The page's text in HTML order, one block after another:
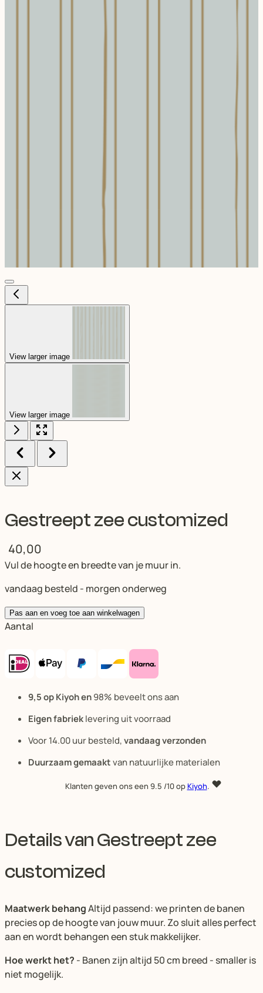
View larger image
View larger image
Gestreept zee customized
40,00
Vul de hoogte en breedte van je muur in.
vandaag besteld - morgen onderweg
Pas aan en voeg toe aan winkelwagen
Aantal
9,5 op Kiyoh en98% beveelt ons aan
Eigen fabrieklevering uit voorraad
Voor 14.00 uur besteld,vandaag verzonden
Duurzaam gemaaktvan natuurlijke materialen
Klanten geven ons een 9.5 /10 opKiyoh.
Details van Gestreept zee
customized
Maatwerk behangAltijd passend: we printen de banen
precies op de hoogte van jouw muur. Zo sluit alles perfect
aan en wordt behangen een stuk makkelijker.
Hoe werkt het? - Banen zijn altijd 50 cm breed - smaller is
niet mogelijk.